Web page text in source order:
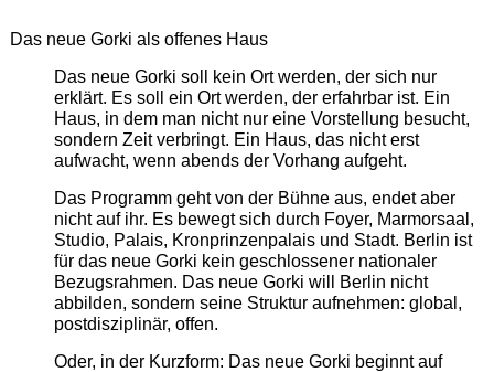
Das neue Gorki als offenes Haus
Das neue Gorki soll kein Ort werden, der sich nur
erklärt. Es soll ein Ort werden, der erfahrbar ist. Ein
Haus, in dem man nicht nur eine Vorstellung besucht,
sondern Zeit verbringt. Ein Haus, das nicht erst
aufwacht, wenn abends der Vorhang aufgeht.
Das Programm geht von der Bühne aus, endet aber
nicht auf ihr. Es bewegt sich durch Foyer, Marmorsaal,
Studio, Palais, Kronprinzenpalais und Stadt. Berlin ist
für das neue Gorki kein geschlossener nationaler
Bezugsrahmen. Das neue Gorki will Berlin nicht
abbilden, sondern seine Struktur aufnehmen: global,
postdisziplinär, offen.
Oder, in der Kurzform: Das neue Gorki beginnt auf